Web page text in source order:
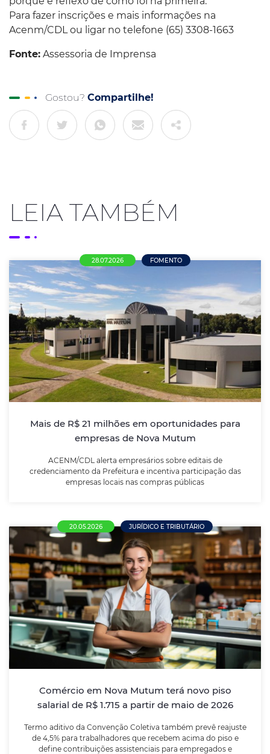
Para fazer inscrições e mais informações na
Acenm/CDL ou ligar no telefone (65) 3308-1663
Fonte: Assessoria de Imprensa
Gostou? Compartilhe!
LEIA TAMBÉM
28.07.2026 FOMENTO
Mais de R$ 21 milhões em oportunidades para
empresas de Nova Mutum
ACENM/CDL alerta empresários sobre editais de
credenciamento da Prefeitura e incentiva participação das
empresas locais nas compras públicas
Mais de R$ 21 milhões em oportunidades
para empresas de Nova Mutum
ACENM/CDL alerta empresários sobre editais de
credenciamento da Prefeitura e incentiva
participação das empresas locais nas compras
20.05.2026 JURÍDICO E TRIBUTÁRIO
Comércio em Nova Mutum terá novo piso
salarial de R$ 1.715 a partir de maio de 2026
Termo aditivo da Convenção Coletiva também prevê reajuste
de 4,5% para trabalhadores que recebem acima do piso e
define contribuições assistenciais para empregados e
Comércio em Nova Mutum terá novo piso
salarial de R$ 1.715 a partir de maio de
2026
Termo aditivo da Convenção Coletiva também prevê
reajuste de 4,5% para trabalhadores que recebem
para empregados e empresas
LEIA MAIS